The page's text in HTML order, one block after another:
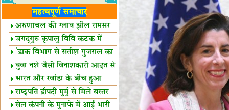
महत्वपूर्ण समाचार
अरुणाचल की ग्लाव झील रामसर
स्थल घोषित
जगद्गुरु कृपालु विवि कटक में
शैक्षिक सत्र शुरू
'डाक विभाग से सतीश गुजराल का
रिश्ता गहरा'
युवा नशे जैसी विनाशकारी आदत से
दूर रहें-मोदी
भारत और रवांडा के बीच हुआ
व्यापार विस्तार
राष्ट्रपति द्रौपदी मुर्मु से मिले बस्तर
के प्रतिनिधि
सेल कंपनी के मुनाफे में आई भारी